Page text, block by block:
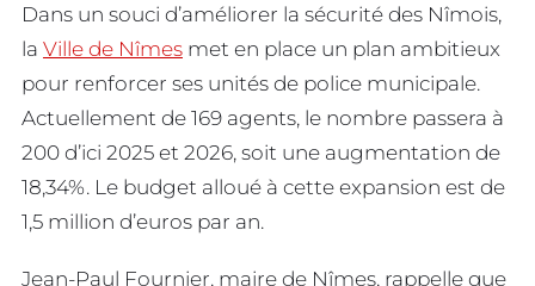
Dans un souci d’améliorer la sécurité des Nîmois,
la Ville de Nîmes met en place un plan ambitieux
pour renforcer ses unités de police municipale.
Actuellement de 169 agents, le nombre passera à
200 d’ici 2025 et 2026, soit une augmentation de
18,34%. Le budget alloué à cette expansion est de
1,5 million d’euros par an.
Jean-Paul Fournier, maire de Nîmes, rappelle que